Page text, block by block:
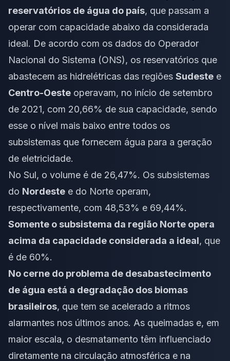
reservatórios de água do país, que passam a
operar com capacidade abaixo da considerada
ideal. De acordo com os dados do Operador
Nacional do Sistema (ONS), os reservatórios que
abastecem as hidrelétricas das regiões Sudeste e
Centro-Oeste operavam, no início de setembro
de 2021, com 20,66% de sua capacidade, sendo
esse o nível mais baixo entre todos os
subsistemas que fornecem água para a geração
de eletricidade.
No Sul, o volume é de 26,47%. Os subsistemas
do Nordeste e do Norte operam,
respectivamente, com 48,53% e 69,44%.
Somente o subsistema da região Norte opera
acima da capacidade considerada a ideal, que
é de 60%.
No cerne do problema de desabastecimento
de água está a degradação dos biomas
brasileiros, que tem se acelerado a ritmos
alarmantes nos últimos anos. As queimadas e, em
maior escala, o desmatamento têm influenciado
diretamente na circulação atmosférica e na